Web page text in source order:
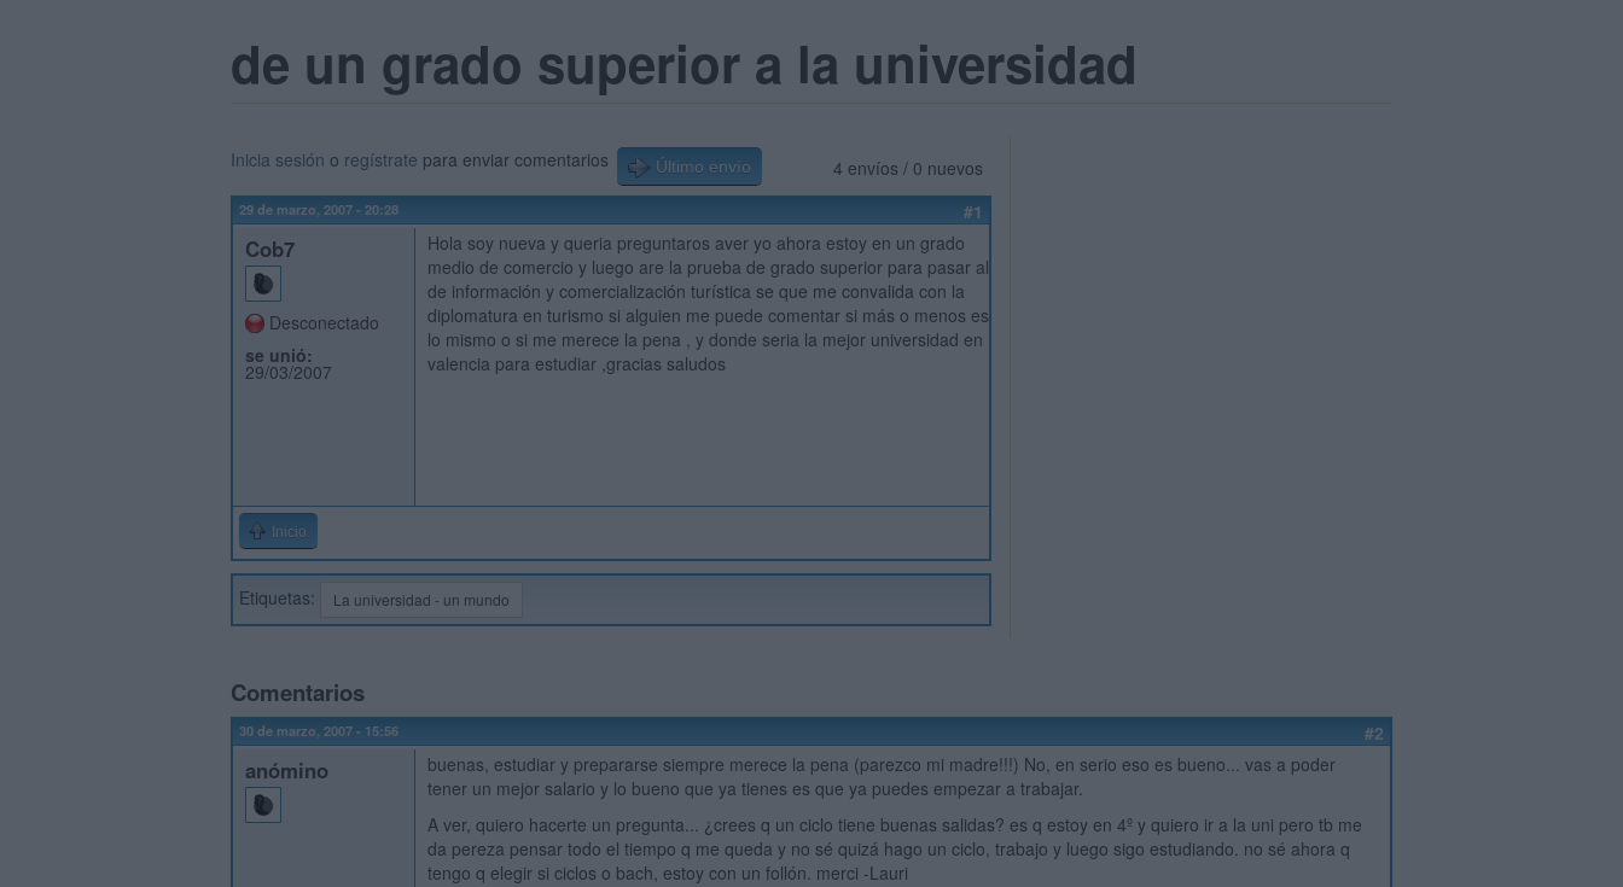
de un grado superior a la universidad
4 envíos / 0 nuevos
Inicia sesión o regístrate para enviar comentarios Último envío
29 de marzo, 2007 - 20:28 #1
Cob7
Desconectado
se unió:
29/03/2007
Hola soy nueva y queria preguntaros aver yo ahora estoy en un grado
medio de comercio y luego are la prueba de grado superior para pasar al
de información y comercialización turística se que me convalida con la
diplomatura en turismo si alguien me puede comentar si más o menos es
lo mismo o si me merece la pena , y donde seria la mejor universidad en
valencia para estudiar ,gracias saludos
Inicio
Etiquetas: La universidad - un mundo
Comentarios
30 de marzo, 2007 - 15:56 #2
anómino
buenas, estudiar y prepararse siempre merece la pena (parezco mi madre!!!) No, en serio eso es bueno... vas a poder
tener un mejor salario y lo bueno que ya tienes es que ya puedes empezar a trabajar.
A ver, quiero hacerte un pregunta... ¿crees q un ciclo tiene buenas salidas? es q estoy en 4º y quiero ir a la uni pero tb me
da pereza pensar todo el tiempo q me queda y no sé quizá hago un ciclo, trabajo y luego sigo estudiando. no sé ahora q
tengo q elegir si ciclos o bach, estoy con un follón. merci -Lauri